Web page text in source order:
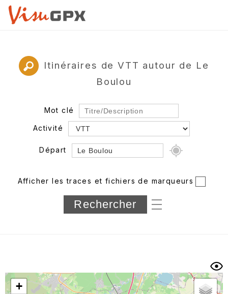
Itinéraires de VTT autour de Le
Boulou
Mot clé
Activité
Départ
Département
Longueur min/max
Trier par
Afficher les traces et fichiers de marqueurs
+